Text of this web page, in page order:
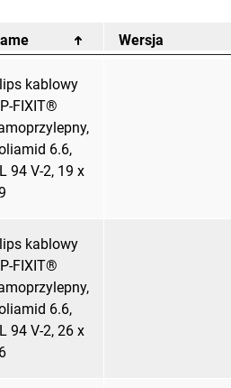
Wersja
kablowy
FIXIT®
6.6,
94 V-2, 19 x
kablowy
FIXIT®
6.6,
94 V-2, 26 x